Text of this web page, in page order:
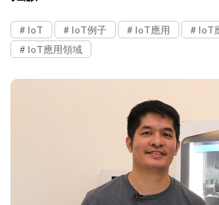
IoT IoT例子 IoT應用
IoT
IoT應用領域